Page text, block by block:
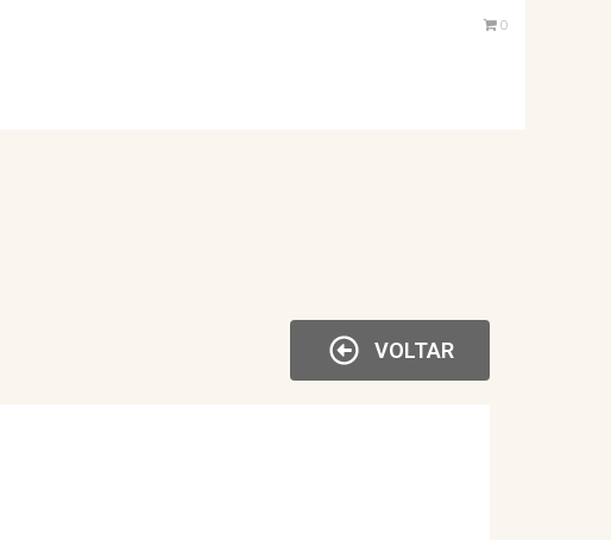
0
VOLTAR